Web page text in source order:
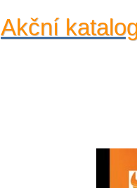
Akční